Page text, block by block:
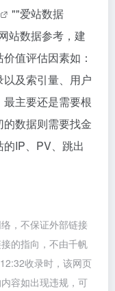
""爱站数据
站数据参考，建
值评估因素如：
及索引量、用户
主要还是需要根
数据则需要找金
IP、PV、跳出
，不保证外部链接
的指向，不由千帆
收录时，该网页
容如出现违规，可